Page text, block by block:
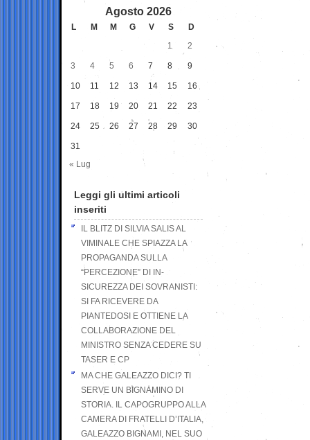
Agosto 2026
L M M G V S
D
1
2
3 4 5 6 7 8 9
10 11 12 13 14 15 16
17 18 19 20 21 22 23
24 25 26 27 28 29 30
31
« Lug
Leggi gli ultimi articoli
inseriti
IL BLITZ DI SILVIA SALIS AL
VIMINALE CHE SPIAZZA LA
PROPAGANDA SULLA
“PERCEZIONE” DI IN-
SICUREZZA DEI SOVRANISTI:
SI FA RICEVERE DA
PIANTEDOSI E OTTIENE LA
COLLABORAZIONE DEL
MINISTRO SENZA CEDERE SU
TASER E CP
MA CHE GALEAZZO DICI? TI
SERVE UN BIGNAMINO DI
STORIA. IL CAPOGRUPPO ALLA
CAMERA DI FRATELLI D’ITALIA,
GALEAZZO BIGNAMI, NEL SUO